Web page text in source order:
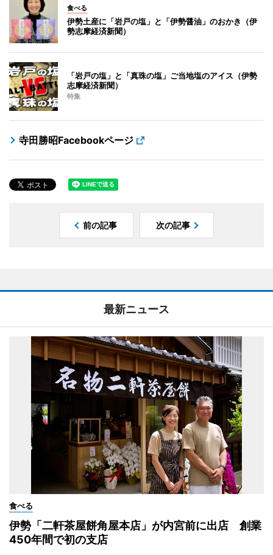
食べる
伊勢土産に「岩戸の塩」と「伊勢醤油」のおかき（伊
勢志摩経済新聞）
「岩戸の塩」と「真珠の塩」ご当地塩のアイス（伊勢
志摩経済新聞）
特集
寺田勝昭Facebookページ
前の記事 次の記事
最新ニュース
食べる
伊勢「二軒茶屋餅角屋本店」が内宮前に出店 創業
450年間で初の支店